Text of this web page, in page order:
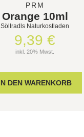
PRM
Orange 10ml
Söllradls Naturkostladen
9,39 €
inkl. 20% Mwst.